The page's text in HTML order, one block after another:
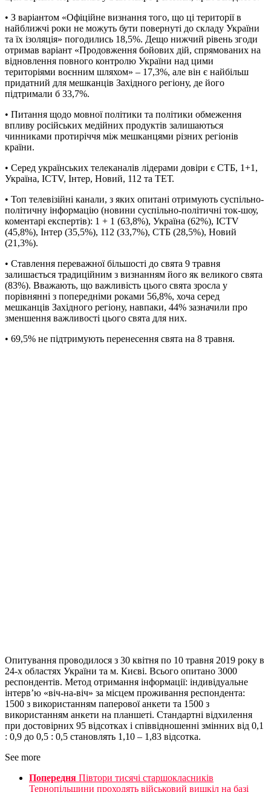
• З варіантом «Офіційне визнання того, що ці території в
найближчі роки не можуть бути повернуті до складу України
та їх ізоляція» погодились 18,5%. Дещо нижчий рівень згоди
отримав варіант «Продовження бойових дій, спрямованих на
відновлення повного контролю України над цими
територіями воєнним шляхом» – 17,3%, але він є найбільш
придатний для мешканців Західного регіону, де його
підтримали б 33,7%.
• Питання щодо мовної політики та політики обмеження
впливу російських медійних продуктів залишаються
чинниками протиріччя між мешканцями різних регіонів
країни.
• Серед українських телеканалів лідерами довіри є СТБ, 1+1,
Україна, ICTV, Інтер, Новий, 112 та ТЕТ.
• Топ телевізійні канали, з яких опитані отримують суспільно-
політичну інформацію (новини суспільно-політичні ток-шоу,
коментарі експертів): 1 + 1 (63,8%), Україна (62%), ICTV
(45,8%), Інтер (35,5%), 112 (33,7%), СТБ (28,5%), Новий
(21,3%).
• Ставлення переважної більшості до свята 9 травня
залишається традиційним з визнанням його як великого свята
(83%). Вважають, що важливість цього свята зросла у
порівнянні з попередніми роками 56,8%, хоча серед
мешканців Західного регіону, навпаки, 44% зазначили про
зменшення важливості цього свята для них.
• 69,5% не підтримують перенесення свята на 8 травня.
Опитування проводилося з 30 квітня по 10 травня 2019 року в
24-х областях України та м. Києві. Всього опитано 3000
респондентів. Метод отримання інформації: індивідуальне
інтерв’ю «віч-на-віч» за місцем проживання респондента:
1500 з використанням паперової анкети та 1500 з
використанням анкети на планшеті. Стандартні відхилення
при достовірних 95 відсотках і співвідношенні змінних від 0,1
: 0,9 до 0,5 : 0,5 становлять 1,10 – 1,83 відсотка.
See more
Попередня Півтори тисячі старшокласників
Тернопільщини проходять військовий вишкіл на базі